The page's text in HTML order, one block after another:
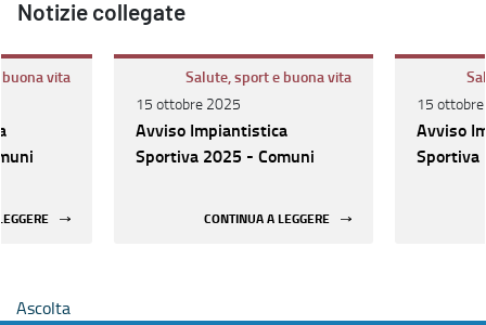
Notizie collegate
vita
Salute, sport e buona vita
15 ottobre 2025
Avviso Impiantistica
Sportiva 2025 - Comuni
CONTINUA A LEGGERE
15
Avviso
Sportiva
Ascolta